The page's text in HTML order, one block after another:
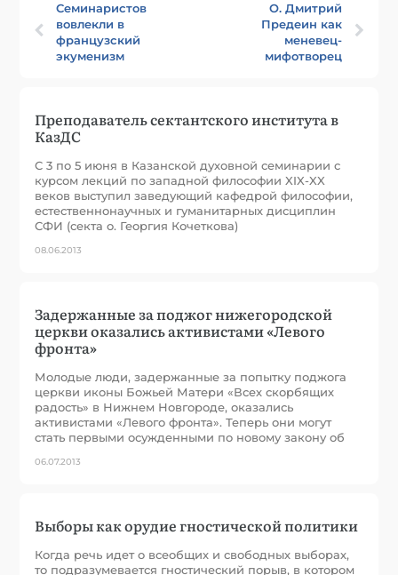
Семинаристов
вовлекли в
французский
экуменизм
О. Дмитрий
Предеин как
меневец-
мифотворец
Преподаватель сектантского института в
КазДC
С 3 по 5 июня в Казанской духовной семинарии с
курсом лекций по западной философии XIX-XX
веков выступил заведующий кафедрой философии,
естественнонаучных и гуманитарных дисциплин
СФИ (секта о. Георгия Кочеткова)
08.06.2013
Задержанные за поджог нижегородской
церкви оказались активистами «Левого
фронта»
Молодые люди, задержанные за попытку поджога
церкви иконы Божьей Матери «Всех скорбящих
радость» в Нижнем Новгороде, оказались
активистами «Левого фронта». Теперь они могут
стать первыми осужденными по новому закону об
06.07.2013
Выборы как орудие гностической политики
Когда речь идет о всеобщих и свободных выборах,
то подразумевается гностический порыв, в котором